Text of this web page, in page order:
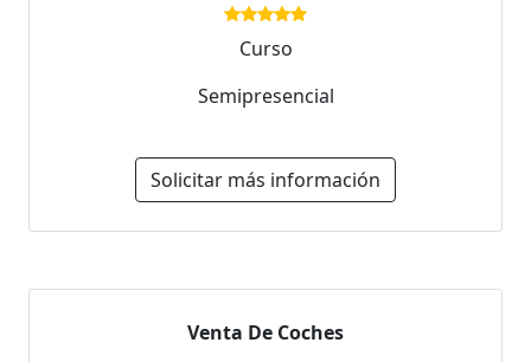
Curso
Semipresencial
Solicitar más información
Venta De Coches